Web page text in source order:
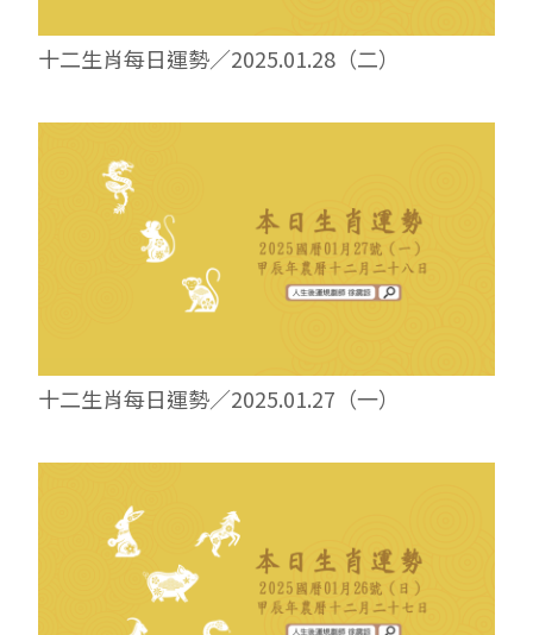
十二生肖每日運勢／2025.01.28（二）
十二生肖每日運勢／2025.01.27（一）